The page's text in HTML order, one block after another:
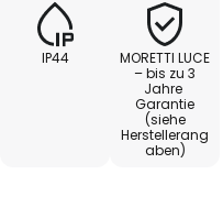
macht.
aufgetragen, wodurch es
zu leichten
IP44
MORETTI LUCE
– bis zu 3
Jahre
Garantie
(siehe
Herstellerang
aben)